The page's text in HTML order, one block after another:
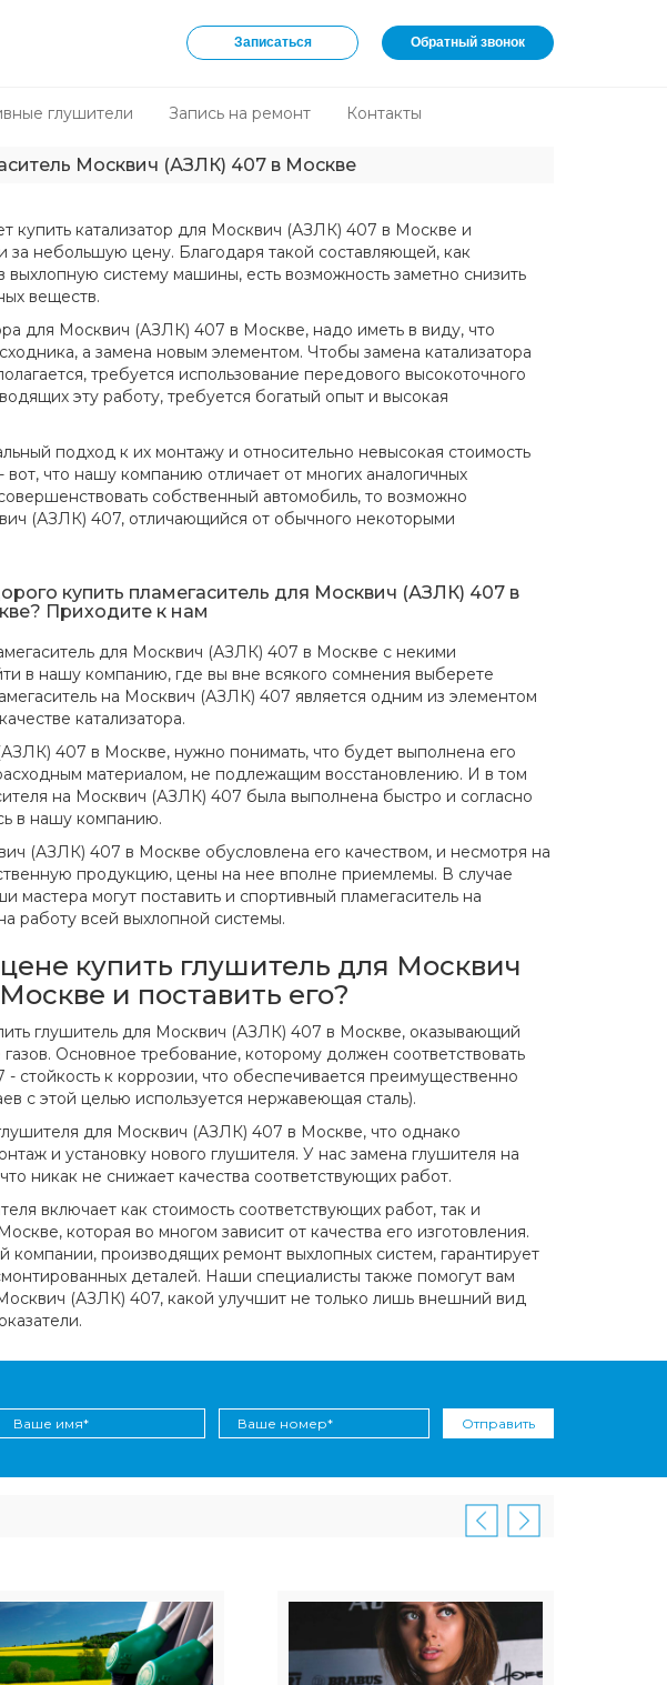
Записаться Обратный звонок
глушители Запись на ремонт Контакты
Москвич (АЗЛК) 407 в Москве
купить катализатор для Москвич (АЗЛК) 407 в Москве и
за небольшую цену. Благодаря такой составляющей, как
систему машины, есть возможность заметно снизить
веществ.
для Москвич (АЗЛК) 407 в Москве, надо иметь в виду, что
а замена новым элементом. Чтобы замена катализатора
требуется использование передового высокоточного
эту работу, требуется богатый опыт и высокая
подход к их монтажу и относительно невысокая стоимость
что нашу компанию отличает от многих аналогичных
собственный автомобиль, то возможно
(АЗЛК) 407, отличающийся от обычного некоторыми
купить пламегаситель для Москвич (АЗЛК) 407 в
Приходите к нам
для Москвич (АЗЛК) 407 в Москве с некими
в нашу компанию, где вы вне всякого сомнения выберете
на Москвич (АЗЛК) 407 является одним из элементом
катализатора.
407 в Москве, нужно понимать, что будет выполнена его
расходным материалом, не подлежащим восстановлению. И в том
на Москвич (АЗЛК) 407 была выполнена быстро и согласно
в нашу компанию.
(АЗЛК) 407 в Москве обусловлена его качеством, и несмотря на
продукцию, цены на нее вполне приемлемы. В случае
могут поставить и спортивный пламегаситель на
работу всей выхлопной системы.
купить глушитель для Москвич
и поставить его?
глушитель для Москвич (АЗЛК) 407 в Москве, оказывающий
Основное требование, которому должен соответствовать
к коррозии, что обеспечивается преимущественно
с этой целью используется нержавеющая сталь).
для Москвич (АЗЛК) 407 в Москве, что однако
и установку нового глушителя. У нас замена глушителя на
никак не снижает качества соответствующих работ.
включает как стоимость соответствующих работ, так и
которая во многом зависит от качества его изготовления.
производящих ремонт выхлопных систем, гарантирует
деталей. Наши специалисты также помогут вам
(АЗЛК) 407, какой улучшит не только лишь внешний вид
Отправить